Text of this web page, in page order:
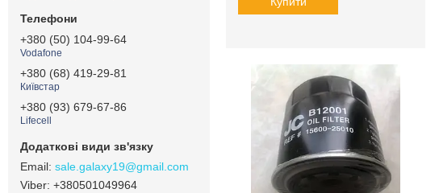
+380 (50) 104-99-64
Vodafone
+380 (68) 419-29-81
Київстар
+380 (93) 679-67-86
Lifecell
sale.galaxy19@gmail.com
+380501049964